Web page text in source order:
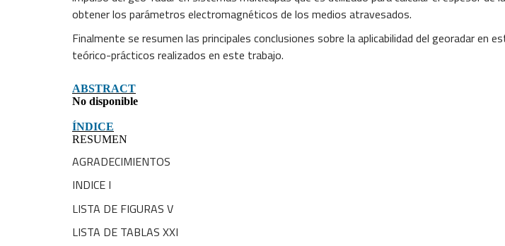
obtener los parámetros electromagnéticos de los medios atravesados.
Finalmente se resumen las principales conclusiones sobre la aplicabilidad del georadar
teórico-prácticos realizados en este trabajo.
ABSTRACT
No disponible
ÍNDICE
RESUMEN
AGRADECIMIENTOS
INDICE I
LISTA DE FIGURAS V
LISTA DE TABLAS XXI